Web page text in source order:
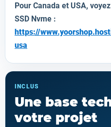
Pour Canada et USA,
SSD Nvme :
https://
usa
INCLUS
Une base
votre projet